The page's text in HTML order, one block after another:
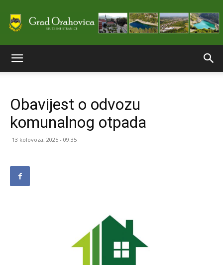
stranice
Obavijest o odvozu
komunalnog otpada
13 kolovoza, 2025 - 09:35